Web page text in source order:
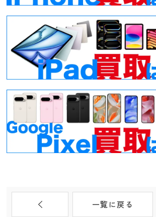
一覧に戻る